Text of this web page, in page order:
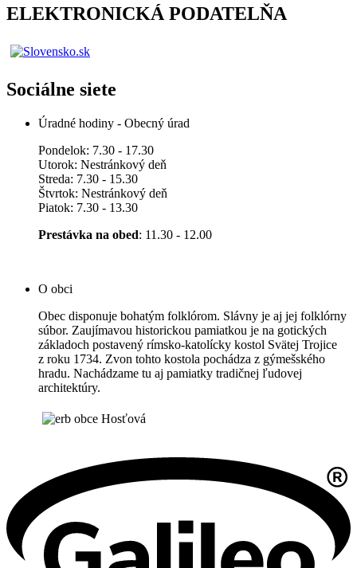
ELEKTRONICKÁ PODATELŇA
Sociálne siete
Úradné hodiny - Obecný úrad
Pondelok: 7.30 - 17.30
Utorok: Nestránkový deň
Streda: 7.30 - 15.30
Štvrtok: Nestránkový deň
Piatok: 7.30 - 13.30
Prestávka na obed: 11.30 - 12.00
O obci
Obec disponuje bohatým folklórom. Slávny je aj jej folklórny
súbor. Zaujímavou historickou pamiatkou je na gotických
základoch postavený rímsko-katolícky kostol Svätej Trojice
z roku 1734. Zvon tohto kostola pochádza z gýmešského
hradu. Nachádzame tu aj pamiatky tradičnej ľudovej
architektúry.